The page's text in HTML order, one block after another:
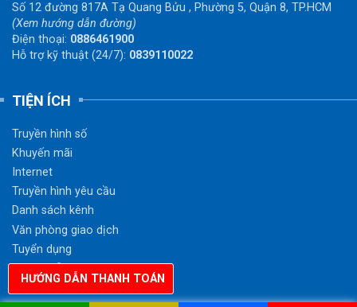
Số 12 đường 817A Tạ Quang Bửu , Phường 5, Quận 8, TP.HCM
(Xem hướng dẫn đường)
Điện thoại: 0886461900
Hỗ trợ kỹ thuật (24/7): 0839110022
TIỆN ÍCH
Truyền hình số
Khuyến mãi
Internet
Truyền hình yêu cầu
Danh sách kênh
Văn phòng giao dịch
Tuyển dụng
Hướng dẫn thanh toán
HƯỚNG DẪN THANH TOÁN